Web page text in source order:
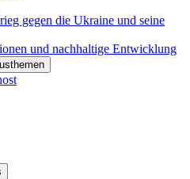
gegen die Ukraine und seine
und nachhaltige Entwicklung